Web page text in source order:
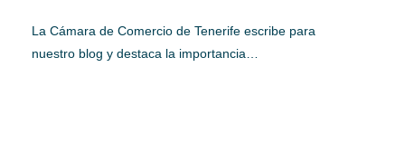
La Cámara de Comercio de Tenerife escribe para
nuestro blog y destaca la importancia…